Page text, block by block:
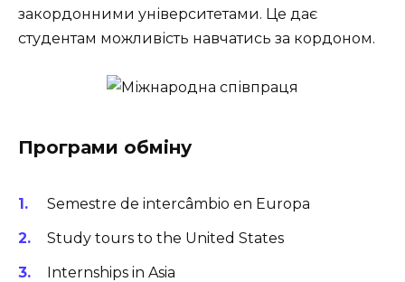
закордонними університетами. Це дає
студентам можливість навчатись за кордоном.
Програми обміну
Semestre de intercâmbio en Europa
Study tours to the United States
Internships in Asia